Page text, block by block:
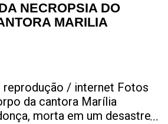
NECROPSIA DO
MARILIA
reprodução / internet Fotos
da cantora Marília
morta em um desastre